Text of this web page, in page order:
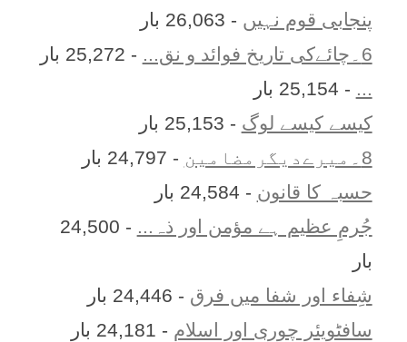
پنجابی قوم نہیں - 26,063 بار
6۔چائےکی تاریخ فوائد و نق...
- 25,272 بار
... - 25,154 بار
کیسے کیسے لوگ - 25,153 بار
8۔میرےدیگرمضامین
- 24,797 بار
حسبہ کا قانون - 24,584 بار
جُرمِ عظیم ہے مؤمن اور ذہ...
- 24,500
بار
شِفاء اور شفا میں فرق - 24,446 بار
سافٹویئر چوری اور اسلام - 24,181 بار